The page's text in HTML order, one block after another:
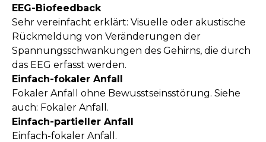
EEG-Biofeedback
Sehr vereinfacht erklärt: Visuelle oder akustische
Rückmeldung von Veränderungen der
Spannungsschwankungen des Gehirns, die durch
das EEG erfasst werden.
Einfach-fokaler Anfall
Fokaler Anfall ohne Bewusstseinsstörung. Siehe
auch: Fokaler Anfall.
Einfach-partieller Anfall
Einfach-fokaler Anfall.